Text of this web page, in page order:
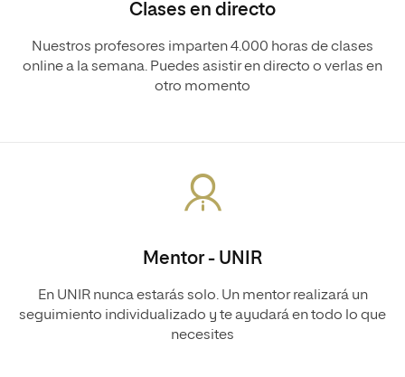
Clases en directo
Nuestros profesores imparten 4.000 horas de clases
online a la semana. Puedes asistir en directo o verlas en
otro momento
Mentor - UNIR
En UNIR nunca estarás solo. Un mentor realizará un
seguimiento individualizado y te ayudará en todo lo que
necesites